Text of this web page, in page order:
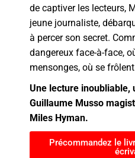
de captiver les lecteurs,
jeune journaliste,
à percer son secret.
dangereux face-à-face,
mensonges, où se
Une lecture inoubliable,
Guillaume Musso
Miles Hyman.
Précommandez le